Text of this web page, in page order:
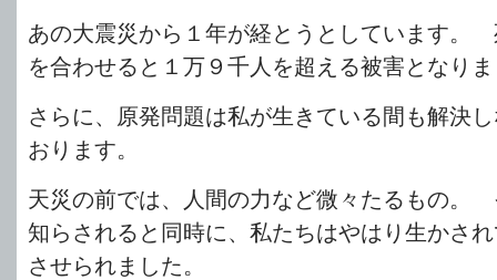
あの大震災から１年が経とうとしています。
を合わせると１万９千人を超える被害となり
さらに、原発問題は私が生きている間も解決
おります。
天災の前では、人間の力など微々たるもの。
知らされると同時に、私たちはやはり生かさ
させられました。